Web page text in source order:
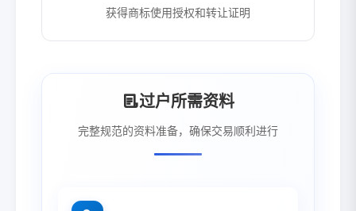
获得商标使用授权和转让证明
过户所需资料
完整规范的资料准备，确保交易顺利进行